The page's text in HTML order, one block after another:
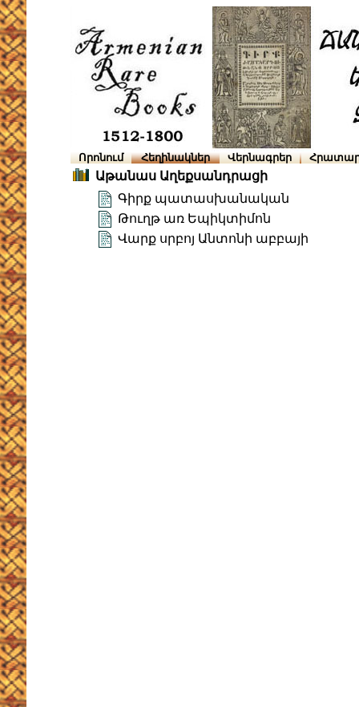
Որոնում Հեղինակներ Վերնագրեր
Աթանաս Աղեքսանդրացի
Գիրք պատասխանական
Թուղթ առ Եպիկտիմոն
Վարք սրբոյ Անտոնի աբբայի